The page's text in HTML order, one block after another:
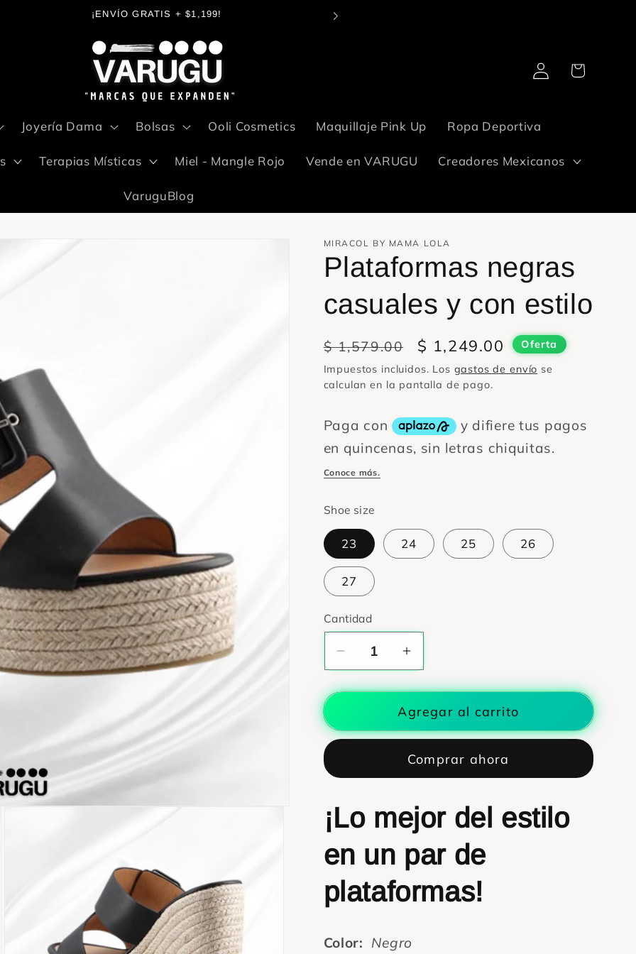
¡ENVÍO GRATIS + $1,199! Entregamos en todo México. Tu pide. ¡De que llega, llega!✋🏻
Joyería Dama Bolsas Ooli Cosmetics Maquillaje Pink Up Ropa Deportiva
Terapias Místicas Miel - Mangle Rojo Vende en VARUGU Creadores Mexicanos
VaruguBlog
Iniciar
sesión
Carrito
MIRACOL BY MAMA LOLA
Plataformas negras
casuales y con estilo
Precio
habitual
$ 1,579.00
Precio
de
oferta
$ 1,249.00
Oferta
Impuestos incluidos. Los gastos de envío se
calculan en la pantalla de pago.
Shoe size
23 24 25 26
27
Cantidad
Cantidad
Reducir
para
Plataformas
negras
estilo
Aumentar
para
Plataformas
negras
casuales
y
estilo
Agregar al carrito
Comprar ahora
¡Lo mejor del estilo
en un par de
plataformas!
Color: Negro